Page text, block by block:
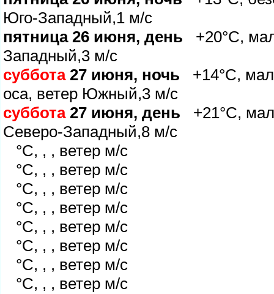
Юго-Западный,1 м/с
пятница 26 июня, день +20°C,
Западный,3 м/с
суббота27 июня, ночь +14°C,
оса, ветер Южный,3 м/с
суббота27 июня, день +21°C,
Северо-Западный,8 м/с
°C, , , ветер м/с
°C, , , ветер м/с
°C, , , ветер м/с
°C, , , ветер м/с
°C, , , ветер м/с
°C, , , ветер м/с
°C, , , ветер м/с
°C, , , ветер м/с